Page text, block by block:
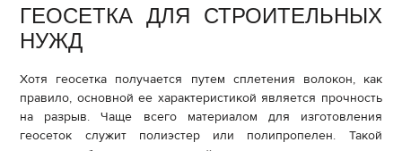
ГЕОСЕТКА ДЛЯ СТРОИТЕЛЬНЫХ
НУЖД
Хотя геосетка получается путем сплетения волокон, как
правило, основной ее характеристикой является прочность
на разрыв. Чаще всего материалом для изготовления
геосеток служит полиэстер или полипропелен. Такой